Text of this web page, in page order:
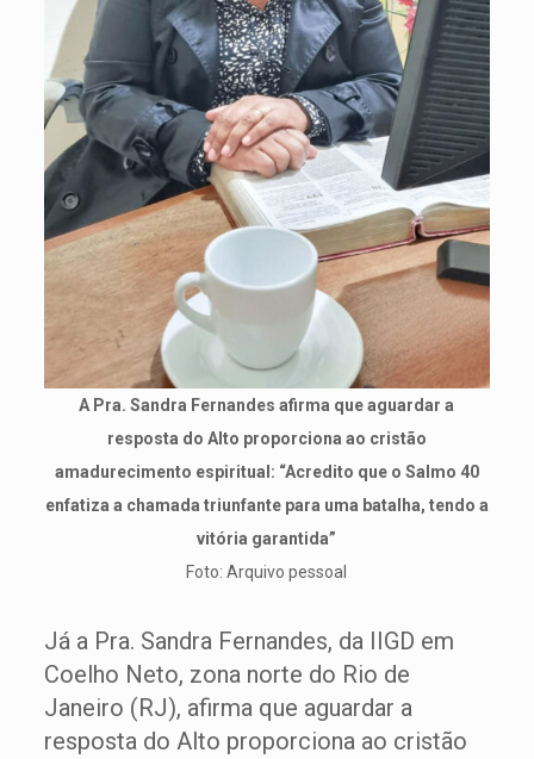
A Pra. Sandra Fernandes afirma que aguardar a
resposta do Alto proporciona ao cristão
amadurecimento espiritual: “Acredito que o Salmo 40
enfatiza a chamada triunfante para uma batalha, tendo a
vitória garantida”
Foto: Arquivo pessoal
Já a Pra. Sandra Fernandes, da IIGD em
Coelho Neto, zona norte do Rio de
Janeiro (RJ), afirma que aguardar a
resposta do Alto proporciona ao cristão